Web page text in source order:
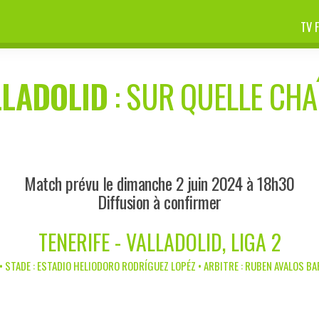
TV
: SUR QUELLE
Match prévu le dimanche 2 juin 2024 à 18h30
Diffusion à confirmer
TENERIFE - VALLADOLID, LIGA 2
STADE : ESTADIO HELIODORO RODRÍGUEZ LOPÉZ • ARBITRE : RUBEN AVALOS